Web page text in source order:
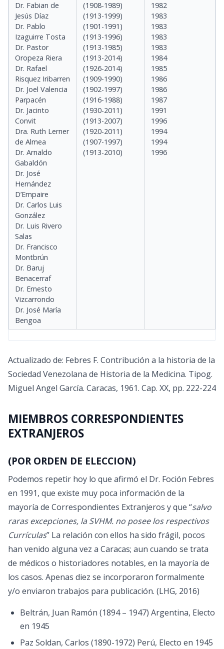
Dr. Fabian de
Jesús Díaz
Dr. Pablo
Izaguirre Tosta
Dr. Pastor
Oropeza Riera
Dr. Rafael
Risquez Iribarren
Dr. Joel Valencia
Parpacén
Dr. Jacinto
Convit
Dra. Ruth Lerner
de Almea
Dr. Arnaldo
Gabaldón
Dr. José
Hernández
D’Empaire
Dr. Carlos Luis
González
Dr. Luis Rivero
Salas
Dr. Francisco
Montbrún
Dr. Baruj
Benacerraf
Dr. Ernesto
Vizcarrondo
Dr. José María
Bengoa
(1908-1989)
(1913-1999)
(1901-1991)
(1913-1996)
(1913-1985)
(1913-2014)
(1926-2014)
(1909-1990)
(1902-1997)
(1916-1988)
(1930-2011)
(1913-2007)
(1920-2011)
(1907-1997)
(1913-2010)
1982
1983
1983
1983
1983
1984
1985
1986
1986
1987
1991
1996
1994
1994
1996
Actualizado de: Febres F. Contribución a la historia de la
Sociedad Venezolana de Historia de la Medicina. Tipog.
Miguel Angel García. Caracas, 1961. Cap. XX, pp. 222-224
MIEMBROS CORRESPONDIENTES
EXTRANJEROS
(POR ORDEN DE ELECCION)
Podemos repetir hoy lo que afirmó el Dr. Foción Febres
en 1991, que existe muy poca información de la
mayoría de Correspondientes Extranjeros y que “salvo
raras excepciones, la SVHM. no posee los respectivos
Currículas” La relación con ellos ha sido frágil, pocos
han venido alguna vez a Caracas; aun cuando se trata
de médicos o historiadores notables, en la mayoría de
los casos. Apenas diez se incorporaron formalmente
y/o enviaron trabajos para publicación. (LHG, 2016)
Beltrán, Juan Ramón (1894 – 1947) Argentina, Electo
en 1945
Paz Soldan, Carlos (1890-1972) Perú, Electo en 1945